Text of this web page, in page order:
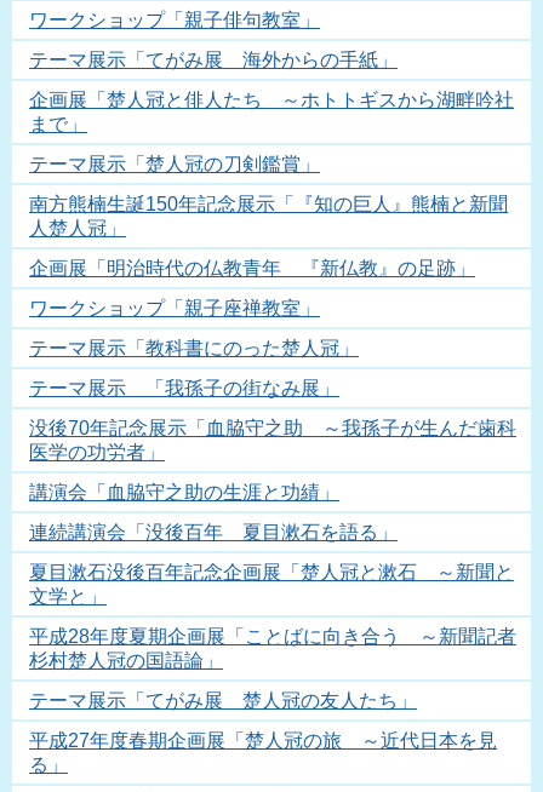
ワークショップ「親子俳句教室」
テーマ展示「てがみ展 海外からの手紙」
企画展「楚人冠と俳人たち ～ホトトギスから湖畔吟社
まで」
テーマ展示「楚人冠の刀剣鑑賞」
南方熊楠生誕150年記念展示「『知の巨人』熊楠と新聞
人楚人冠」
企画展「明治時代の仏教青年 『新仏教』の足跡」
ワークショップ「親子座禅教室」
テーマ展示「教科書にのった楚人冠」
テーマ展示 「我孫子の街なみ展」
没後70年記念展示「血脇守之助 ～我孫子が生んだ歯科
医学の功労者」
講演会「血脇守之助の生涯と功績」
連続講演会「没後百年 夏目漱石を語る」
夏目漱石没後百年記念企画展「楚人冠と漱石 ～新聞と
文学と」
平成28年度夏期企画展「ことばに向き合う ～新聞記者
杉村楚人冠の国語論」
テーマ展示「てがみ展 楚人冠の友人たち」
平成27年度春期企画展「楚人冠の旅 ～近代日本を見
る」